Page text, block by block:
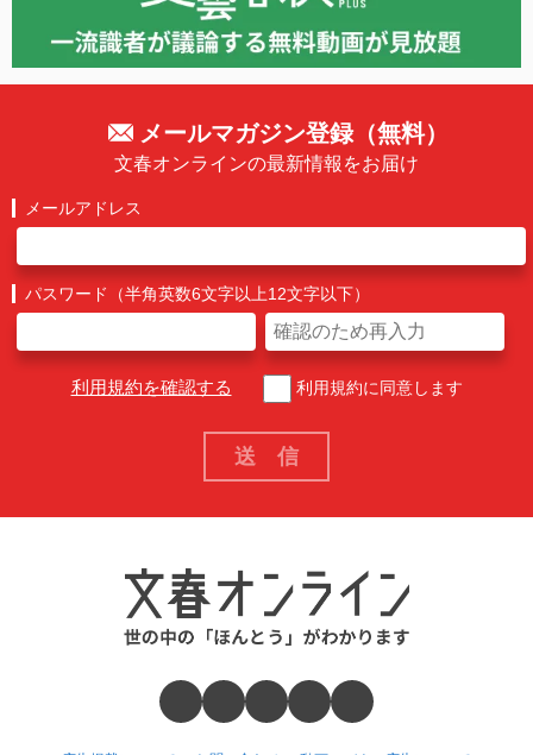
メールマガジン登録（無料）
文春オンラインの最新情報をお届け
メールアドレス
パスワード（半角英数6文字以上12文字以下）
利用規約を確認する 利用規約に同意します